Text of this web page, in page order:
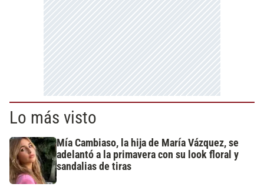
Lo más visto
Mía Cambiaso, la hija de María Vázquez, se
adelantó a la primavera con su look floral y
sandalias de tiras